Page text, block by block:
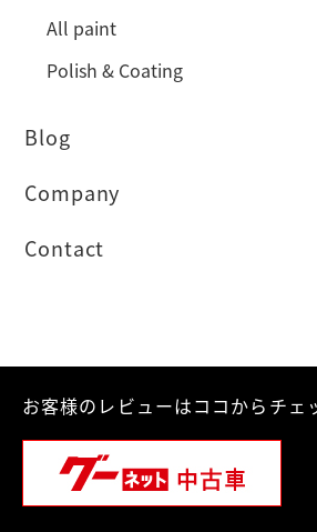
All paint
Polish & Coating
Blog
Company
Contact
お客様のレビューはココからチェ